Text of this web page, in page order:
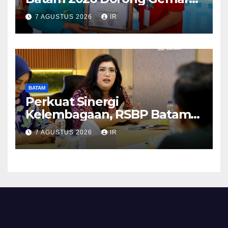
Makan Ikan
7 AGUSTUS 2026 IR
BATAM
Perkuat Sinergi
Kelembagaan, RSBP Batam
dan BPOM Pastikan
Pelayanan dan Ketersediaan
Obat Aman
7 AGUSTUS 2026 IR